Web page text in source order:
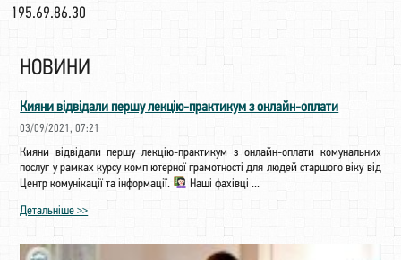
195.69.86.30
НОВИНИ
Кияни відвідали першу лекцію-практикум з онлайн-оплати
03/09/2021, 07:21
Кияни відвідали першу лекцію-практикум з онлайн-оплати комунальних
послуг у рамках курсу комп'ютерної грамотності для людей старшого віку від
Центр комунікації та інформації.
Наші фахівці ...
Детальніше >>